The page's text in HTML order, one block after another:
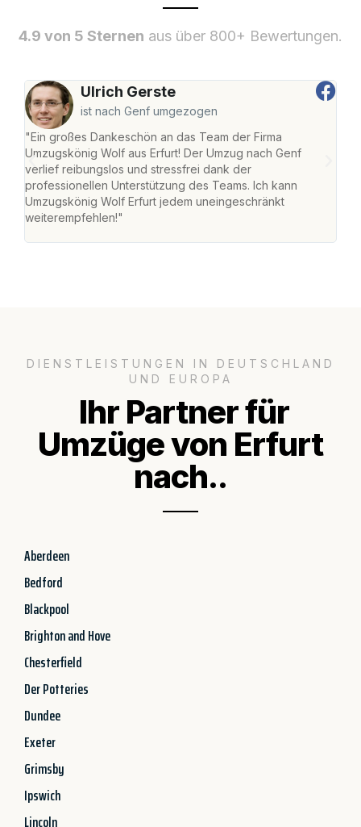
4.9 von 5 Sternen aus über 800+ Bewertungen.
Ulrich Gerste
ist nach Genf umgezogen
"Ein großes Dankeschön an das Team der Firma
Umzugskönig Wolf aus Erfurt! Der Umzug nach Genf
verlief reibungslos und stressfrei dank der
professionellen Unterstützung des Teams. Ich kann
Umzugskönig Wolf Erfurt jedem uneingeschränkt
weiterempfehlen!"
DIENSTLEISTUNGEN IN DEUTSCHLAND
UND EUROPA
Ihr Partner für
Umzüge von Erfurt
nach..
Aberdeen
Bedford
Blackpool
Brighton and Hove
Chesterfield
Der Potteries
Dundee
Exeter
Grimsby
Ipswich
Lincoln